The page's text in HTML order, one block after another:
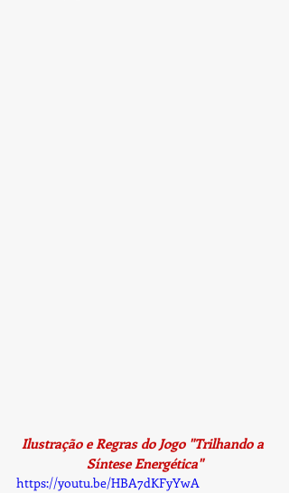
Ilustração e Regras do Jogo "Trilhando a
Síntese Energética"
https://youtu.be/HBA7dKFyYwA